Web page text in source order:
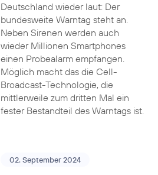
Deutschland wieder laut: Der
bundesweite Warntag steht an.
Neben Sirenen werden auch
wieder Millionen Smartphones
einen Probealarm empfangen.
Möglich macht das die Cell-
Broadcast-Technologie, die
mittlerweile zum dritten Mal ein
fester Bestandteil des Warntags ist.
02. September 2024